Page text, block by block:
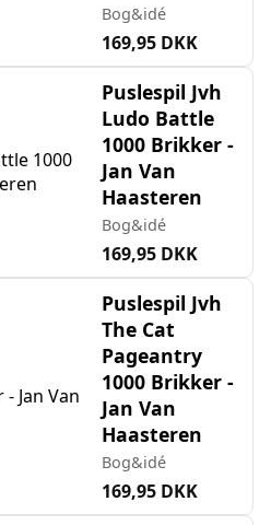
Bog&idé
169,95 DKK
Puslespil Jvh
Ludo Battle
1000 Brikker -
Jan Van
Haasteren
Bog&idé
169,95 DKK
Puslespil Jvh
The Cat
Pageantry
1000 Brikker -
Jan Van
Haasteren
Bog&idé
169,95 DKK